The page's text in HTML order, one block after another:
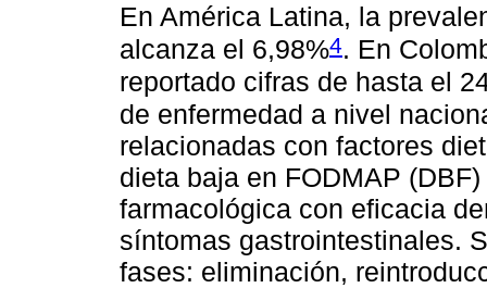
En América Latina, la
alcanza el 6,98%4. En
reportado cifras de hasta el
de enfermedad a nivel
relacionadas con factores
dieta baja en FODMAP
farmacológica con eficacia
síntomas gastrointestinales.
fases: eliminación,